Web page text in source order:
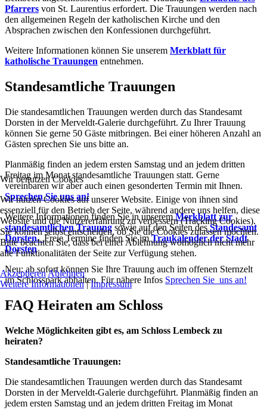
Pfarrers von St. Laurentius erfordert. Die Trauungen werden nach
den allgemeinen Regeln der katholischen Kirche und den
Absprachen zwischen den Konfessionen durchgeführt.
Weitere Informationen können Sie unserem Merkblatt für
katholische Trauungen entnehmen.
Standesamtliche Trauungen
Die standesamtlichen Trauungen werden durch das Standesamt
Dorsten in der Merveldt-Galerie durchgeführt. Zu Ihrer Trauung
können Sie gerne 50 Gäste mitbringen. Bei einer höheren Anzahl an
Gästen sprechen Sie uns bitte an.
Planmäßig finden an jedem ersten Samstag und an jedem dritten
Freitag im Monat standesamtliche Trauungen statt. Gerne
vereinbaren wir aber auch einen gesonderten Termin mit Ihnen.
Sprechen Sie uns an!
Weitere Informationen finden Sie in unseremMerkblatt zur
standesamtlichen Trauungsowie auf den Seiten des Standesamt
Dorsten. Freie Termine finden Sie imTraukalender der Stadt
Dorsten
Neu: ab sofort können Sie Ihre Trauung auch im offenen Sternzelt
im Schlosspark abhalten. Für nähere Infos Sprechen Sie uns an!
FAQ Heiraten am Schloss
Welche Möglichkeiten gibt es, am Schloss Lembeck zu
heiraten?
Standesamtliche Trauungen:
Die standesamtlichen Trauungen werden durch das Standesamt
Dorsten in der Merveldt-Galerie durchgeführt. Planmäßig finden an
jedem ersten Samstag und an jedem dritten Freitag im Monat
Wir benutzen Cookies
Wir nutzen Cookies auf unserer Website. Einige von ihnen sind
essenziell für den Betrieb der Seite, während andere uns helfen, diese
Website und die Nutzererfahrung zu verbessern (Tracking Cookies).
Sie können selbst entscheiden, ob Sie die Cookies zulassen möchten.
Bitte beachten Sie, dass bei einer Ablehnung womöglich nicht mehr
alle Funktionalitäten der Seite zur Verfügung stehen.
AkzeptierenAblehnen
Weitere Informationen|Impressum